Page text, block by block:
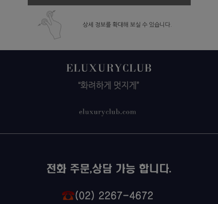
상세 정보를 확대해 보실 수 있습니다.